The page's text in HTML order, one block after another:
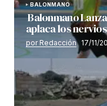
BALONMANO
Balonmano
aplaca los
por Redacción 17/11/